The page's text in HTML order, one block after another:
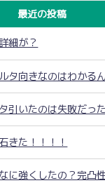
最近の投稿
細が？
タ向きなのはわかる
引いたのは失敗だっ
きた！！！！
に強くしたの？完凸